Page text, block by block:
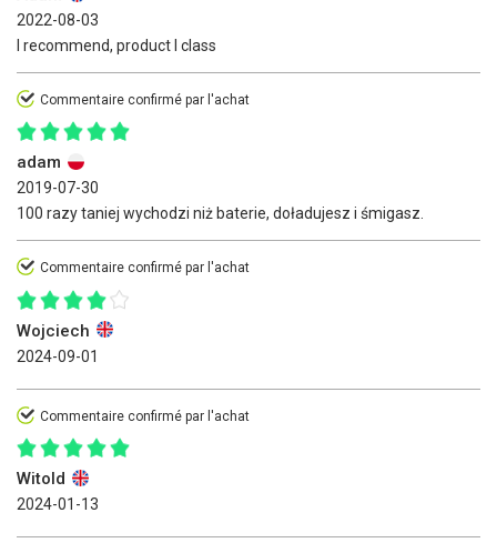
2022-08-03
I recommend, product I class
Commentaire confirmé par l'achat
adam
2019-07-30
100 razy taniej wychodzi niż baterie, doładujesz i śmigasz.
Commentaire confirmé par l'achat
Wojciech
2024-09-01
Commentaire confirmé par l'achat
Witold
2024-01-13